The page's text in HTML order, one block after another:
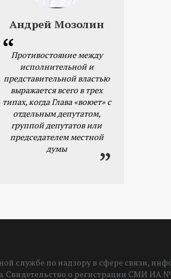
Андрей Мозолин
Противостояние между
исполнительной и
представительной властью
выражается всего в трех
типах, когда Глава «воюет» с
отдельным депутатом,
группой депутатов или
председателем местной
думы
службе по надзору в сфере связи,
Свидетельство о регистрации СМИ ИА